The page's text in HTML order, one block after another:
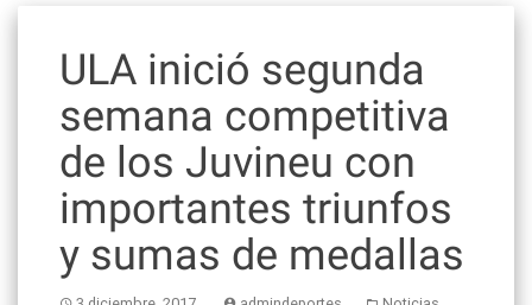
ULA inició segunda
semana competitiva
de los Juvineu con
importantes triunfos
y sumas de medallas